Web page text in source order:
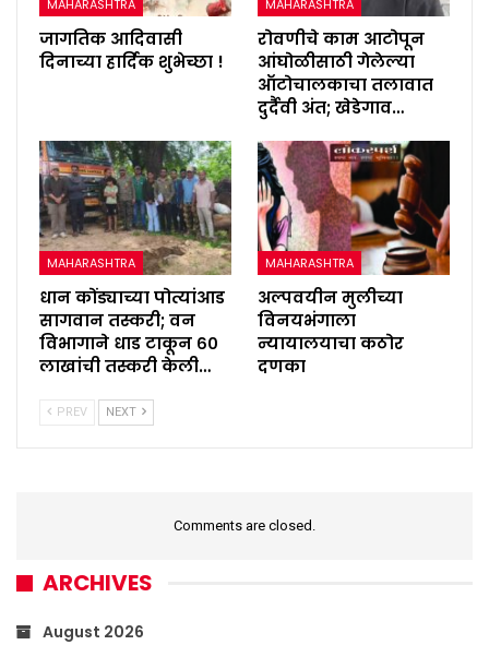
MAHARASHTRA
जागतिक आदिवासी
दिनाच्या हार्दिक शुभेच्छा !
MAHARASHTRA
रोवणीचे काम आटोपून
आंघोळीसाठी गेलेल्या
ऑटोचालकाचा तलावात
दुर्दैवी अंत; खेडेगाव…
MAHARASHTRA
धान कोंड्याच्या पोत्यांआड
सागवान तस्करी; वन
विभागाने धाड टाकून ६०
लाखांची तस्करी केली…
MAHARASHTRA
अल्पवयीन मुलीच्या
विनयभंगाला
न्यायालयाचा कठोर
दणका
PREV NEXT
Comments are closed.
ARCHIVES
August 2026